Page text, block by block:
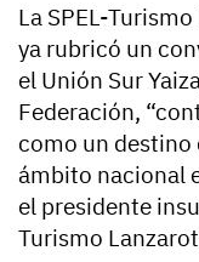
La SPEL-
ya rubricó un
el Unión Sur
Federación,
como un destino
ámbito nacional
el presidente
Turismo